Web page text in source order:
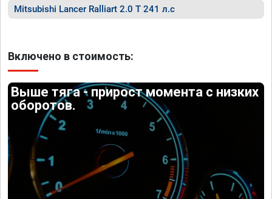
Mitsubishi Lancer Ralliart 2.0 T 241 л.с
Включено в стоимость:
Выше тяга - прирост момента с низких
оборотов.